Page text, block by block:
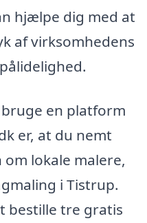
hjælpe dig med at
af virksomhedens
en platform
er, at du nemt
lokale malere,
i Tistrup.
bestille tre gratis